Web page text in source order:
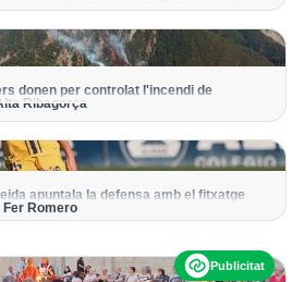
Cartogràfic i Geològic de Catalunya, amb
donen per controlat l'incendi de
Ribagorça
la vigilància de la zona amb drons i mitjans aeris
apuntala la defensa amb el fitxatge
Romero
Publicitat